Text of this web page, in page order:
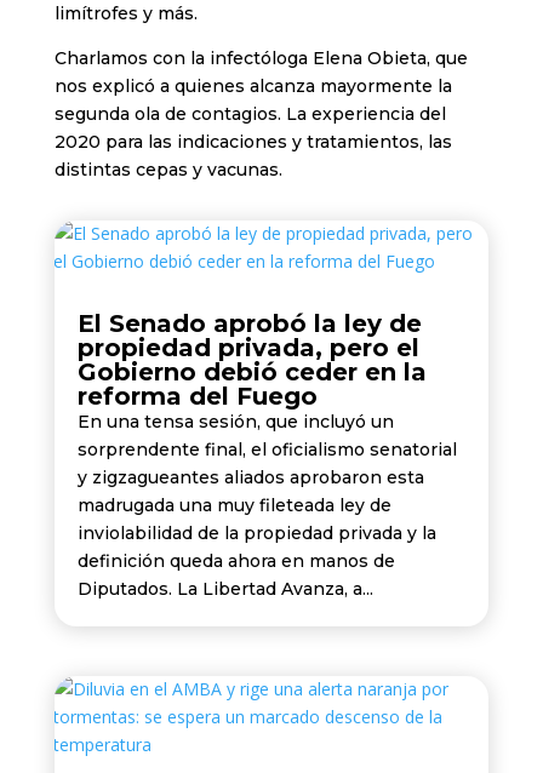
limítrofes y más.
Charlamos con la infectóloga Elena Obieta, que
nos explicó a quienes alcanza mayormente la
segunda ola de contagios. La experiencia del
2020 para las indicaciones y tratamientos, las
distintas cepas y vacunas.
El Senado aprobó la ley de
propiedad privada, pero el
Gobierno debió ceder en la
reforma del Fuego
En una tensa sesión, que incluyó un
sorprendente final, el oficialismo senatorial
y zigzagueantes aliados aprobaron esta
madrugada una muy fileteada ley de
inviolabilidad de la propiedad privada y la
definición queda ahora en manos de
Diputados. La Libertad Avanza, a...